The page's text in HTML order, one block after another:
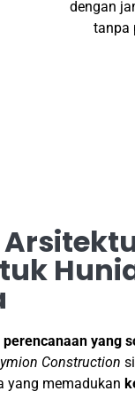
dengan
tanpa
yang
Construction
yang memadukan